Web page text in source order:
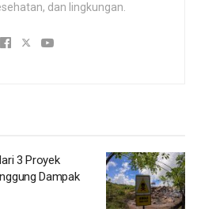
dan lingkungan.
3 Proyek
Dampak